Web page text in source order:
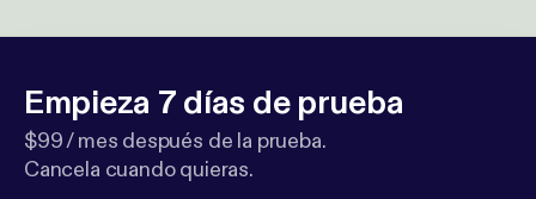
Empieza 7 días de prueba
$99 / mes después de la prueba.
Cancela cuando quieras.